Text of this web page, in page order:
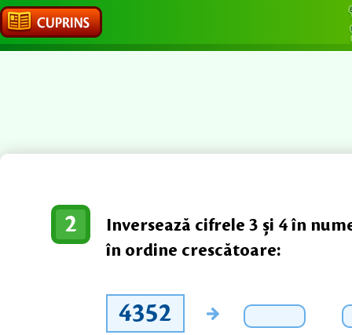
2
Inversează cifrele 3 și 4 în
în ordine crescătoare:
4352